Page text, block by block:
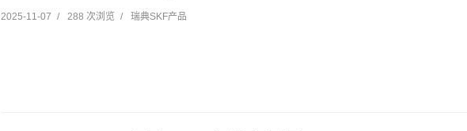
2025-11-07 / 288 次浏览 / 瑞典SKF产品